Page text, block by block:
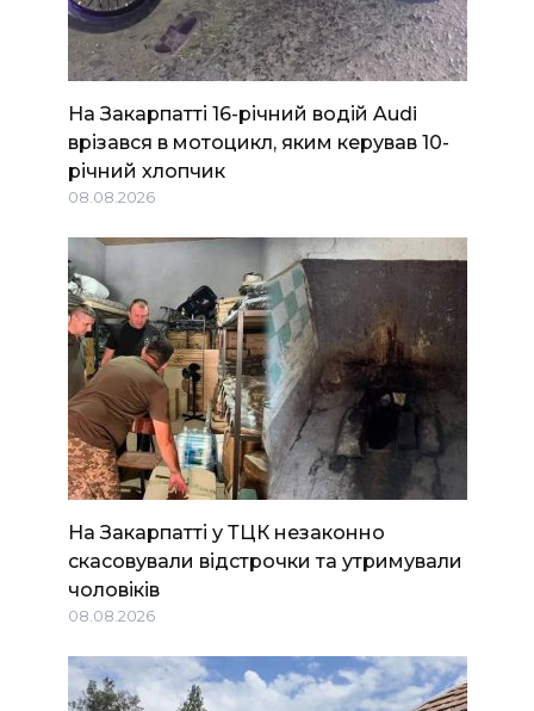
На Закарпатті 16-річний водій Audi
врізався в мотоцикл, яким керував 10-
річний хлопчик
08.08.2026
На Закарпатті у ТЦК незаконно
скасовували відстрочки та утримували
чоловіків
08.08.2026